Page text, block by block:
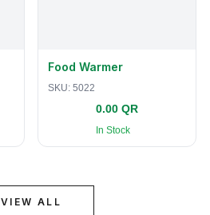
Food Warmer
SKU: 5022
0.00 QR
In Stock
VIEW ALL